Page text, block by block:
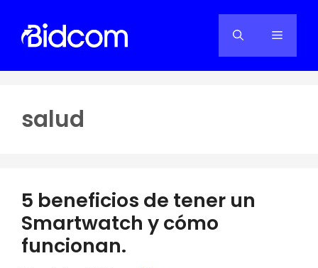
contenido
Menú
salud
5 beneficios de tener un
Smartwatch y cómo
funcionan.